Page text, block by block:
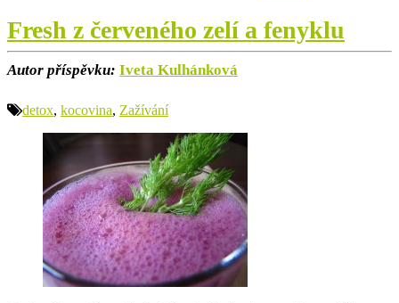
Fresh z červeného zelí a fenyklu
Autor příspěvku: Iveta Kulhánková
detox, kocovina, Zažívání